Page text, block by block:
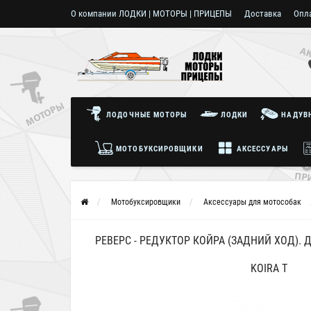
О компании ЛОДКИ | МОТОРЫ | ПРИЦЕПЫ Доставка
ЛОДОЧНЫЕ МОТОРЫ ЛОДКИ
МОТОБУКСИРОВЩИКИ АКСЕССУАРЫ
Мотобуксировщики Аксессуары для мотособак
РЕВЕРС - РЕДУКТОР КОЙРА (ЗАДНИЙ
KOIRA T